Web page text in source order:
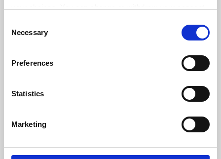
the Privacy trigger icon.
Collect information about your geographical location
Identify your device by actively scanning it for
Find out more about how your personal data is processed
and set your preferences in the
Alumio uses cookies on its website. A cookie is a small
Selection
Necessary
Preferences
Statistics
Marketing
Alumio gab uns zum ersten Mal die
wissen wir, wo alles hingehört, und
wiederverwenden, anstatt
IT-Systemtechniker, Selfmade